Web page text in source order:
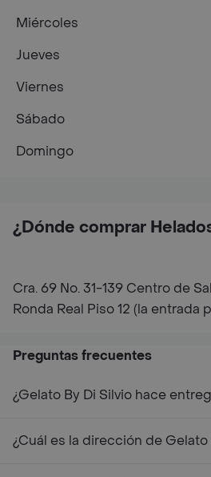
¿Dónde comprar
Cra. 69 No. 31-139 Centro de
Ronda Real Piso 12 (la entrada
Miércoles
Jueves
Viernes
Sábado
Domingo
Preguntas frecuentes
¿Gelato By Di Silvio hace
¿Cuál es la dirección de Gelato